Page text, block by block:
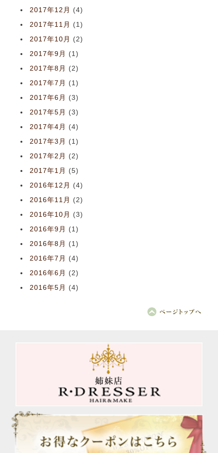
2017年12月
(4)
2017年11月
(1)
2017年10月
(2)
2017年9月
(1)
2017年8月
(2)
2017年7月
(1)
2017年6月
(3)
2017年5月
(3)
2017年4月
(4)
2017年3月
(1)
2017年2月
(2)
2017年1月
(5)
2016年12月
(4)
2016年11月
(2)
2016年10月
(3)
2016年9月
(1)
2016年8月
(1)
2016年7月
(4)
2016年6月
(2)
2016年5月
(4)